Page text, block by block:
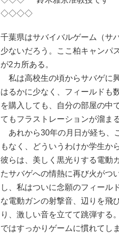
◇◇◇◇
千葉県はサバイバルゲーム（サ
少ないだろう。ここ柏キャンパ
が2カ所ある。
私は高校生の頃からサバゲに
はるかに少なく、フィールドも
を購入しても、自分の部屋の中
てもフラストレーションが溜ま
あれから30年の月日が経ち、
もなく、どういうわけか学生か
彼らは、美しく黒光りする電動
たサバゲへの情熱に再び火がつ
し、私はついに念願のフィール
な電動ガンの射撃音、辺りを飛
り、激しい音を立てて跳弾する
ではすっかりゲームに慣れてし